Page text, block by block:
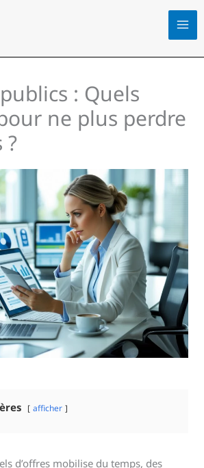
: Quels
ne plus perdre
?
afficher
d’offres mobilise du temps, des